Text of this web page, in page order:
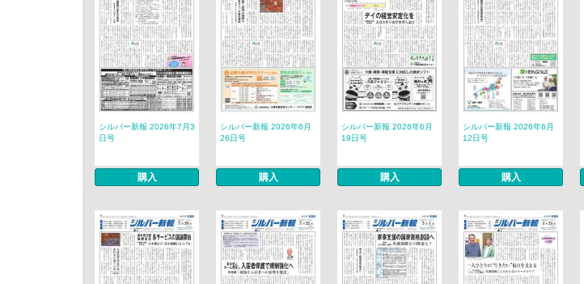
シルバー新報 2026年7月3
日号
購入
シルバー新報 2026年6月
26日号
購入
シルバー新報 2026年6月
19日号
購入
シルバー新報 2026年6月
12日号
購入